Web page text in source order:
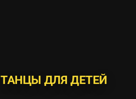
ТАНЦЫ ДЛЯ ДЕТЕЙ